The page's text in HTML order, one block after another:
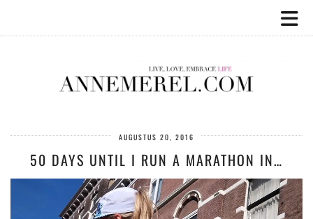
AUGUSTUS 20, 2016
50 DAYS UNTIL I RUN A MARATHON IN…